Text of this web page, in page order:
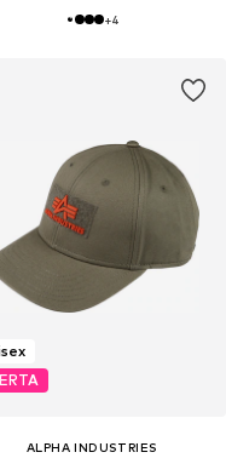
+4
ALPHA INDUSTRIES